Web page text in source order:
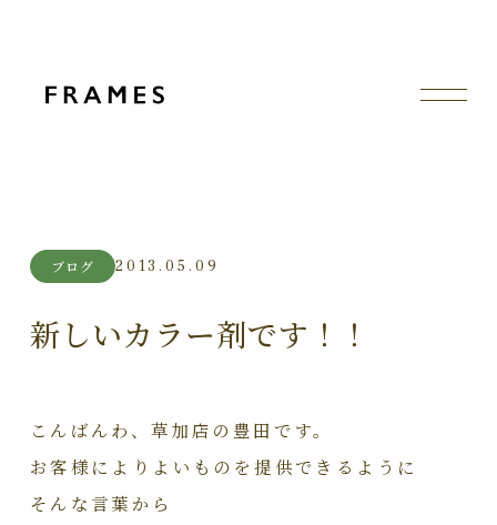
ブログ 2013.05.09
新しいカラー剤です！！
こんばんわ、草加店の豊田です。
お客様によりよいものを提供できるように
そんな言葉から